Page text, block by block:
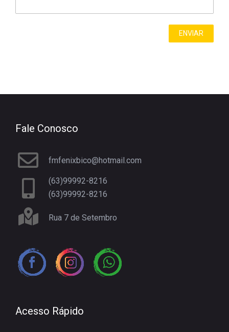
Fale Conosco
fmfenixbico@hotmail.com
(63)99992-8216
(63)99992-8216
Rua 7 de Setembro
Acesso Rápido